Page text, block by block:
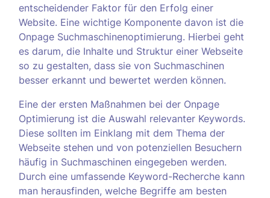
entscheidender Faktor für den Erfolg einer
Website. Eine wichtige Komponente davon ist die
Onpage Suchmaschinenoptimierung. Hierbei geht
es darum, die Inhalte und Struktur einer Webseite
so zu gestalten, dass sie von Suchmaschinen
besser erkannt und bewertet werden können.
Eine der ersten Maßnahmen bei der Onpage
Optimierung ist die Auswahl relevanter Keywords.
Diese sollten im Einklang mit dem Thema der
Webseite stehen und von potenziellen Besuchern
häufig in Suchmaschinen eingegeben werden.
Durch eine umfassende Keyword-Recherche kann
man herausfinden, welche Begriffe am besten